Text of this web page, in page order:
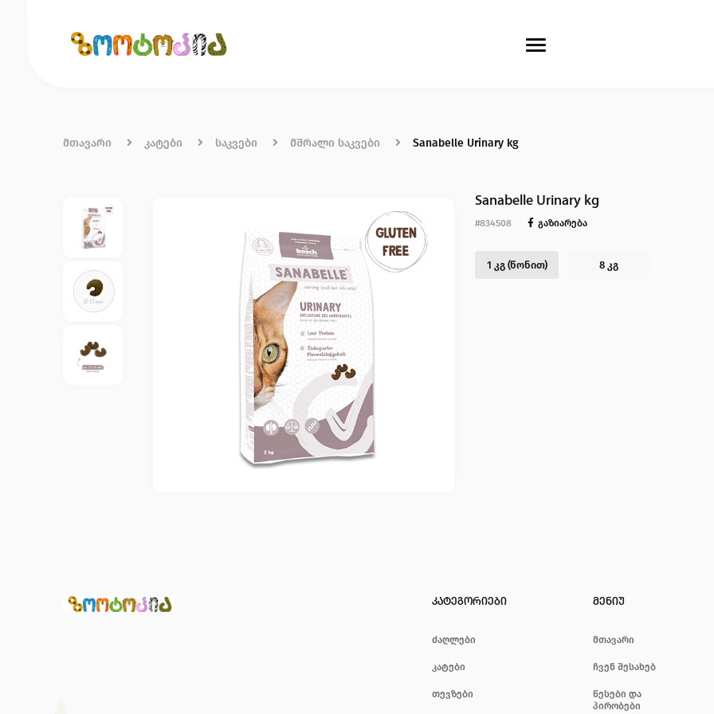
მთავარი კატები საკვები მშრალი საკვები Sanabelle Urinary kg
Sanabelle Urinary kg
#834508 გაზიარება
1 კგ (წონით) 8 კგ
კატეგორიები
ძაღლები
კატები
თევზები
მენიუ
მთავარი
ჩვენ შესახებ
წესები და
პირობები
მთავარი ჩვენ შესახებ წესები და პირობები
თევზები ფრინველები